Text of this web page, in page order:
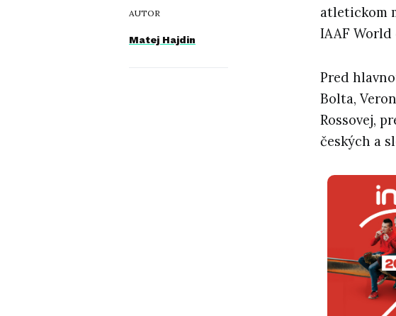
AUTOR
Matej Hajdin
atletickom
IAAF World
Pred
Bolta,
Rossovej,
českých a